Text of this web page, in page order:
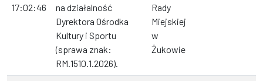
17:02:46
na działalność
Dyrektora Ośrodka
Kultury i Sportu
(sprawa znak:
RM.1510.1.2026).
Rady
Miejskiej
w
Żukowie